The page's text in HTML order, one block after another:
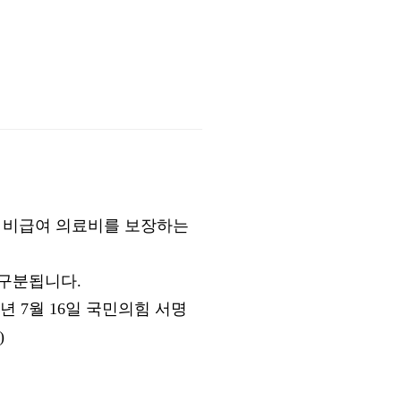
급여 의료비를 보장하는
분됩니다.
7월 16일 국민의힘 서명